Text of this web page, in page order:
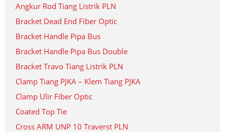
Angkur Rod Tiang Listrik PLN
Bracket Dead End Fiber Optic
Bracket Handle Pipa Bus
Bracket Handle Pipa Bus Double
Bracket Travo Tiang Listrik PLN
Clamp Tiang PJKA – Klem Tiang PJKA
Clamp Ulir Fiber Optic
Coated Top Tie
Cross ARM UNP 10 Traverst PLN